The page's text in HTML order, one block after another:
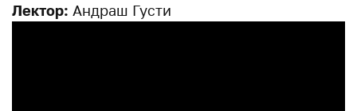
Лектор: Андраш Густи